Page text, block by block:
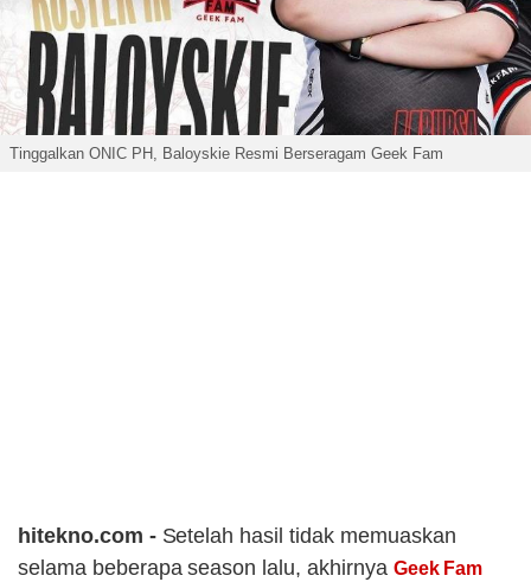
Tinggalkan ONIC PH, Baloyskie Resmi Berseragam Geek Fam
hitekno.com - Setelah hasil tidak memuaskan
selama beberapa season lalu, akhirnya Geek Fam